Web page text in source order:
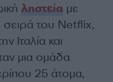
ληστεία με
σειρά του Netflix,
Ιταλία και
μια ομάδα
25 άτομα,